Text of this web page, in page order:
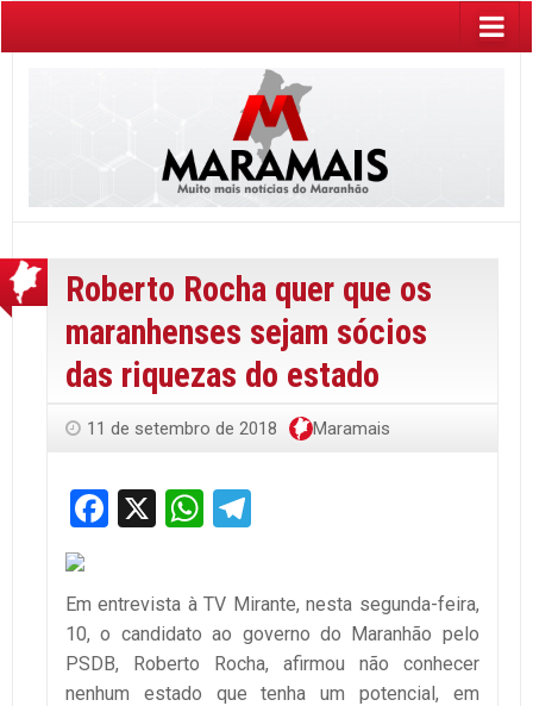
Roberto Rocha quer que os
maranhenses sejam sócios
das riquezas do estado
11 de setembro de 2018 Maramais
Facebook
X WhatsApp
Em entrevista à TV Mirante, nesta segunda-feira,
10, o candidato ao governo do Maranhão pelo
PSDB, Roberto Rocha, afirmou não conhecer
nenhum estado que tenha um potencial, em